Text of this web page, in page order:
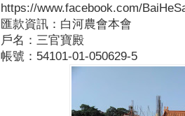
https://www.facebook.com/
匯款資訊：白河農會本會
戶名：三官寶殿
帳號： 54101-01-050629-5